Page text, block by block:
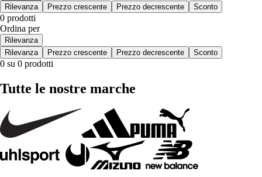
Rilevanza
Prezzo crescente Prezzo decrescente Sconto
0 prodotti
Ordina per
Rilevanza
Rilevanza
Prezzo crescente Prezzo decrescente Sconto
0 su 0 prodotti
Tutte le nostre marche